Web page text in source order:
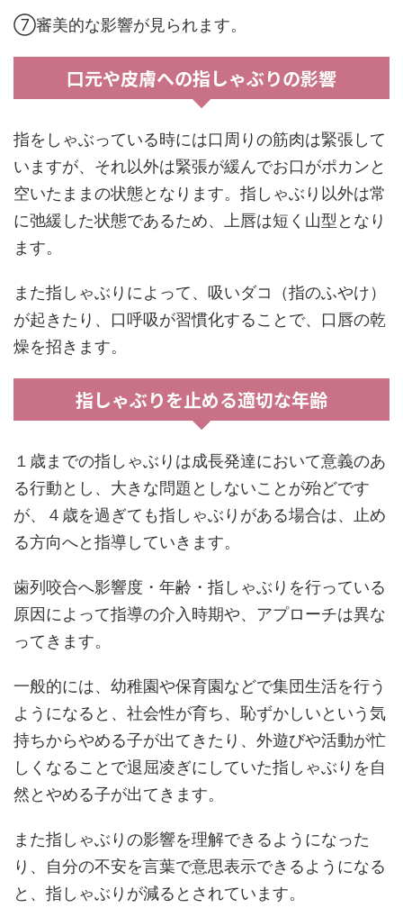
⑦審美的な影響が見られます。
口元や皮膚への指しゃぶりの影響
指をしゃぶっている時には口周りの筋肉は緊張して
いますが、それ以外は緊張が緩んでお口がポカンと
空いたままの状態となります。指しゃぶり以外は常
に弛緩した状態であるため、上唇は短く山型となり
ます。
また指しゃぶりによって、吸いダコ（指のふやけ）
が起きたり、口呼吸が習慣化することで、口唇の乾
燥を招きます。
指しゃぶりを止める適切な年齢
１歳までの指しゃぶりは成長発達において意義のあ
る行動とし、大きな問題としないことが殆どです
が、４歳を過ぎても指しゃぶりがある場合は、止め
る方向へと指導していきます。
歯列咬合へ影響度・年齢・指しゃぶりを行っている
原因によって指導の介入時期や、アプローチは異な
ってきます。
一般的には、幼稚園や保育園などで集団生活を行う
ようになると、社会性が育ち、恥ずかしいという気
持ちからやめる子が出てきたり、外遊びや活動が忙
しくなることで退屈凌ぎにしていた指しゃぶりを自
然とやめる子が出てきます。
また指しゃぶりの影響を理解できるようになった
り、自分の不安を言葉で意思表示できるようになる
と、指しゃぶりが減るとされています。